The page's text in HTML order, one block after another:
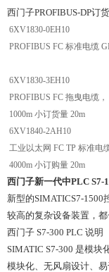
西门子PROFIBUS-DP订
6XV1830-0EH10
PROFIBUS FC 标准电缆
6XV1830-3EH10
PROFIBUS FC 拖曳电缆
1000m 小订货量 20m
6XV1840-2AH10
工业以太网 FC TP 标准电
4000m 小订购量 20m
西门子新一代中PLC S7-
新型的SIMATICS7-
较高的复杂设备装置，
西门子 S7-300 PLC 说明
SIMATIC S7-300 是模块
模块化、无风扇设计、